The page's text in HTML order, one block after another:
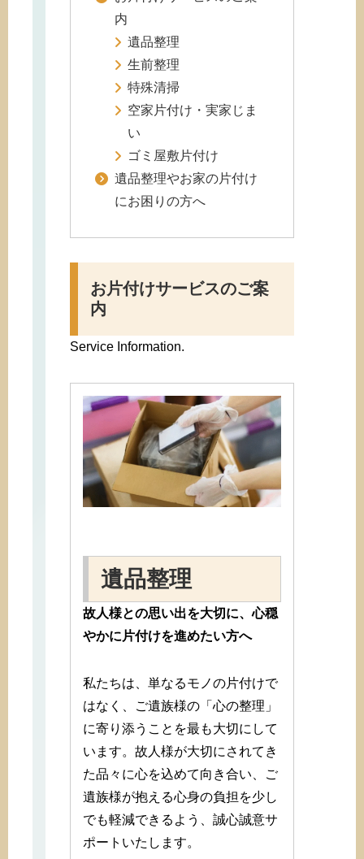
内
遺品整理
生前整理
特殊清掃
空家片付け・実家じま
い
ゴミ屋敷片付け
遺品整理やお家の片付け
にお困りの方へ
お片付けサービスのご案
内
Service Information.
遺品整理
故人様との思い出を大切に、心穏
やかに片付けを進めたい方へ
私たちは、単なるモノの片付けで
はなく、ご遺族様の「心の整理」
に寄り添うことを最も大切にして
います。故人様が大切にされてき
た品々に心を込めて向き合い、ご
遺族様が抱える心身の負担を少し
でも軽減できるよう、誠心誠意サ
ポートいたします。